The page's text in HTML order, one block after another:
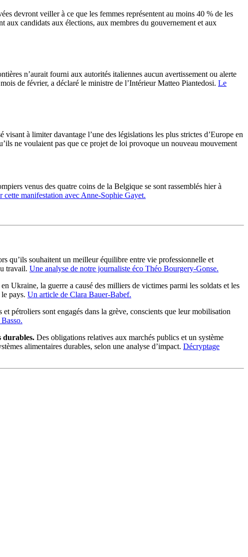
devront veiller à ce que les femmes représentent au moins 40 % de les
aux candidats aux élections, aux membres du gouvernement et aux
n’aurait fourni aux autorités italiennes aucun avertissement ou alerte
de février, a déclaré le ministre de l’Intérieur Matteo Piantedosi. Le
à limiter davantage l’une des législations les plus strictes d’Europe en
ne voulaient pas que ce projet de loi provoque un nouveau mouvement
venus des quatre coins de la Belgique se sont rassemblés hier à
cette manifestation avec Anne-Sophie Gayet.
qu’ils souhaitent un meilleur équilibre entre vie professionnelle et
travail. Une analyse de notre journaliste éco Théo Bourgery-Gonse.
Ukraine, la guerre a causé des milliers de victimes parmi les soldats et les
pays. Un article de Clara Bauer-Babef.
et pétroliers sont engagés dans la grève, conscients que leur mobilisation
durables. Des obligations relatives aux marchés publics et un système
alimentaires durables, selon une analyse d’impact. Décryptage